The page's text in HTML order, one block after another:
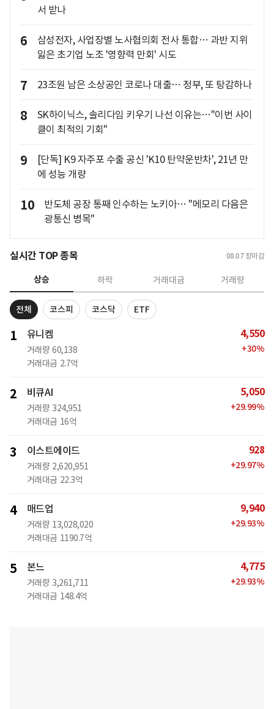
서 받나
6
삼성전자, 사업장별 노사협의회 전사 통합… 과반 지위
잃은 초기업 노조 '영향력 만회' 시도
7 23조원 남은 소상공인 코로나 대출… 정부, 또 탕감하나
8
SK하이닉스, 솔리다임 키우기 나선 이유는…"이번 사이
클이 최적의 기회"
9
[단독] K9 자주포 수출 공신 'K10 탄약운반차', 21년 만
에 성능 개량
10
반도체 공장 통째 인수하는 노키아… "메모리 다음은
광통신 병목"
실시간 TOP 종목 08.07 장마감
상승 하락 거래대금 거래량
전체 코스피 코스닥 ETF
1 유니켐
거래량 60,138
거래대금 2.7억
4,550
+30%
2 비큐AI
거래량 324,951
거래대금 16억
5,050
+29.99%
3 이스트에이드
거래량 2,620,951
거래대금 22.3억
928
+29.97%
4 매드업
거래량 13,028,020
거래대금 1190.7억
9,940
+29.93%
5 본느
거래량 3,261,711
거래대금 148.4억
4,775
+29.93%